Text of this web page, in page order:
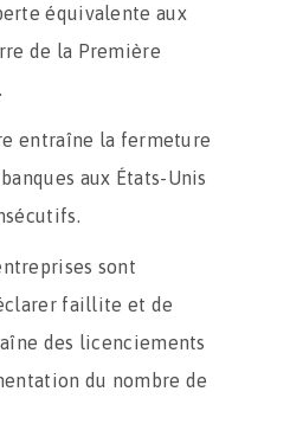
équivalente aux
de la Première
entraîne la fermeture
aux États-Unis
sont
faillite et de
des licenciements
du nombre de